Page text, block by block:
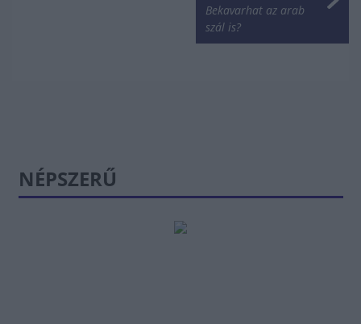
Bekavarhat az arab
szál is?
NÉPSZERŰ